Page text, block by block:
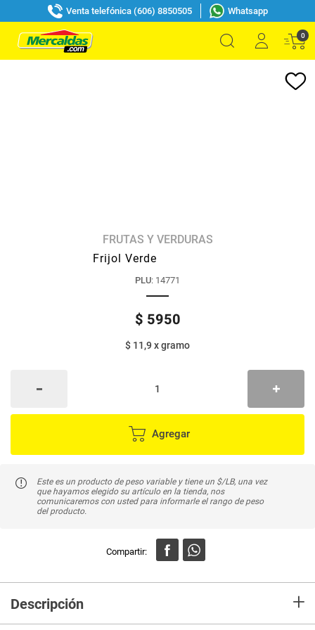
Venta telefónica (606) 8850505 Whatsapp
0
FRUTAS Y VERDURAS
Frijol Verde
PLU: 14771
$ 5950
$ 11,9 xgramo
Agregar
Este es un producto de peso variable y tiene un $/LB, una vez
que hayamos elegido su artículo en la tienda, nos
comunicaremos con usted para informarle el rango de peso
del producto.
Descripción +